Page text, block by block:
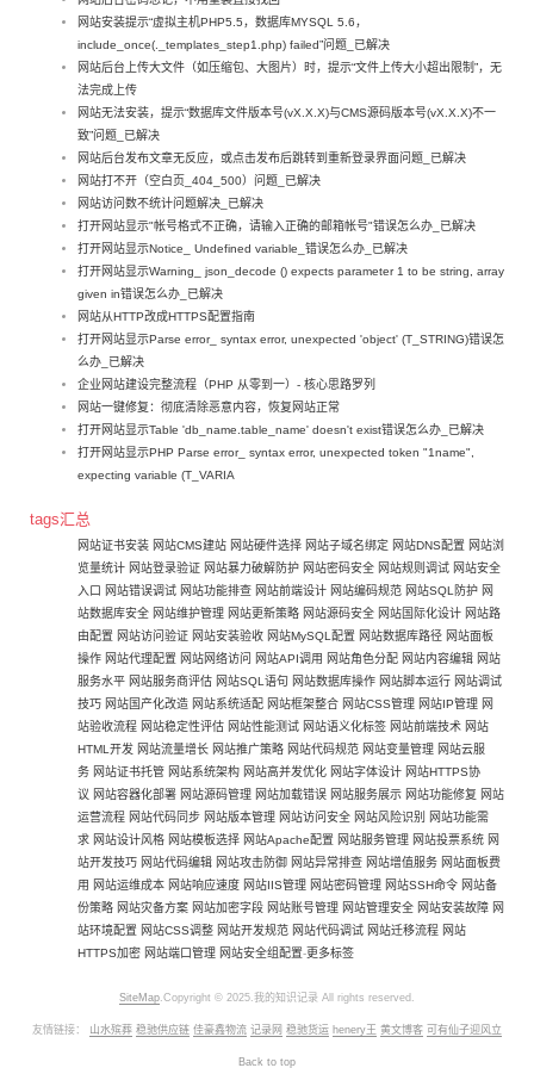
网站安装提示“虚拟主机PHP5.5，数据库MYSQL 5.6，
include_once(._templates_step1.php) failed”问题_已解决
网站后台上传大文件（如压缩包、大图片）时，提示“文件上传大小超出限制”，无
法完成上传
网站无法安装，提示“数据库文件版本号(vX.X.X)与CMS源码版本号(vX.X.X)不一
致”问题_已解决
网站后台发布文章无反应，或点击发布后跳转到重新登录界面问题_已解决
网站打不开（空白页_404_500）问题_已解决
网站访问数不统计问题解决_已解决
打开网站显示"帐号格式不正确，请输入正确的邮箱帐号"错误怎么办_已解决
打开网站显示Notice_ Undefined variable_错误怎么办_已解决
打开网站显示Warning_ json_decode () expects parameter 1 to be string, array
given in错误怎么办_已解决
网站从HTTP改成HTTPS配置指南
打开网站显示Parse error_ syntax error, unexpected 'object' (T_STRING)错误怎
么办_已解决
企业网站建设完整流程（PHP 从零到一）- 核心思路罗列
网站一键修复：彻底清除恶意内容，恢复网站正常
打开网站显示Table 'db_name.table_name' doesn't exist错误怎么办_已解决
打开网站显示PHP Parse error_ syntax error, unexpected token "1name",
expecting variable (T_VARIA
tags汇总
网站证书安装 网站CMS建站 网站硬件选择 网站子域名绑定 网站DNS配置 网站浏
览量统计 网站登录验证 网站暴力破解防护 网站密码安全 网站规则调试 网站安全
入口 网站错误调试 网站功能排查 网站前端设计 网站编码规范 网站SQL防护 网
站数据库安全 网站维护管理 网站更新策略 网站源码安全 网站国际化设计 网站路
由配置 网站访问验证 网站安装验收 网站MySQL配置 网站数据库路径 网站面板
操作 网站代理配置 网站网络访问 网站API调用 网站角色分配 网站内容编辑 网站
服务水平 网站服务商评估 网站SQL语句 网站数据库操作 网站脚本运行 网站调试
技巧 网站国产化改造 网站系统适配 网站框架整合 网站CSS管理 网站IP管理 网
站验收流程 网站稳定性评估 网站性能测试 网站语义化标签 网站前端技术 网站
HTML开发 网站流量增长 网站推广策略 网站代码规范 网站变量管理 网站云服
务 网站证书托管 网站系统架构 网站高并发优化 网站字体设计 网站HTTPS协
议 网站容器化部署 网站源码管理 网站加载错误 网站服务展示 网站功能修复 网站
运营流程 网站代码同步 网站版本管理 网站访问安全 网站风险识别
网站功能需
求 网站设计风格 网站模板选择 网站Apache配置 网站服务管理 网站投票系统 网
站开发技巧 网站代码编辑 网站攻击防御 网站异常排查 网站增值服务 网站面板费
用
网站运维成本 网站响应速度 网站IIS管理 网站密码管理 网站SSH命令 网站备
份策略 网站灾备方案 网站加密字段 网站账号管理 网站管理安全 网站安装故障 网
站环境配置 网站CSS调整 网站开发规范 网站代码调试 网站迁移流程 网站
HTTPS加密 网站端口管理 网站安全组配置-更多标签
SiteMap .Copyright © 2025.我的知识记录 All rights reserved.
友情链接： 山水殡葬 稳驰供应链 佳豪鑫物流 记录网 稳驰货运 henery王 黄文博客 可有仙子迎风立
Back to top